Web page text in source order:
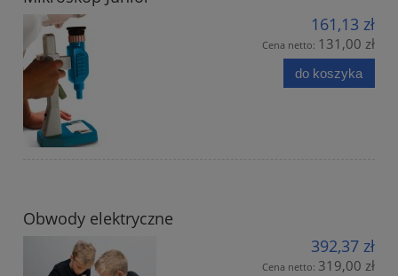
161,13 zł
Cena netto: 131,00 zł
do koszyka
Obwody elektryczne
392,37 zł
Cena netto: 319,00 zł